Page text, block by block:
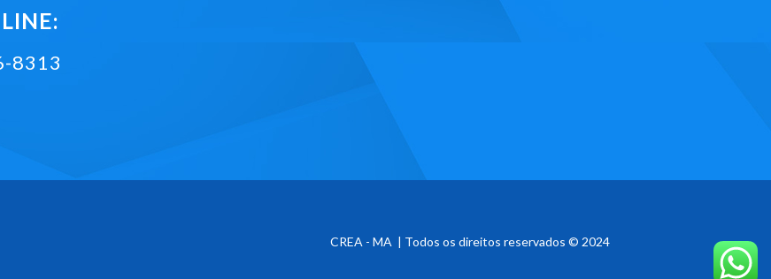
8313
CREA - MA | Todos os direitos reservados © 2024